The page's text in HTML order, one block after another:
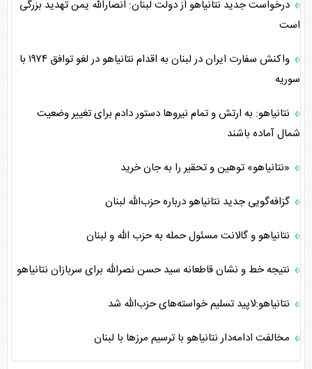
درخواست جدید نتانیاهو از دولت لبنان: انصارالله یمن تهدید بزرگی
است
واکنش سفارت ایران در لبنان به اقدام نتانیاهو در لغو توافق ۱۹۷۴ با
سوریه
نتانیاهو: به ارتش و تمام نیرو‌ها دستور دادم برای تغییر وضعیت
شمال آماده باشند
«نتانیاهو» توهین و تحقیر را به جان خرید
گزافه‌گویی جدید نتانیاهو درباره حزب‌الله لبنان
نتانیاهو و گالانت مسئول حمله به حزب الله و لبنان
نتیجه خط و نشان قاطعانه سید حسن نصرالله برای سربازان نتانیاهو
نتانیاهو:لاپید تسلیم خواسته‌های حزب‌الله شد
مخالفت ادامه‌دار نتانیاهو با ترسیم مرز‌ها با لبنان